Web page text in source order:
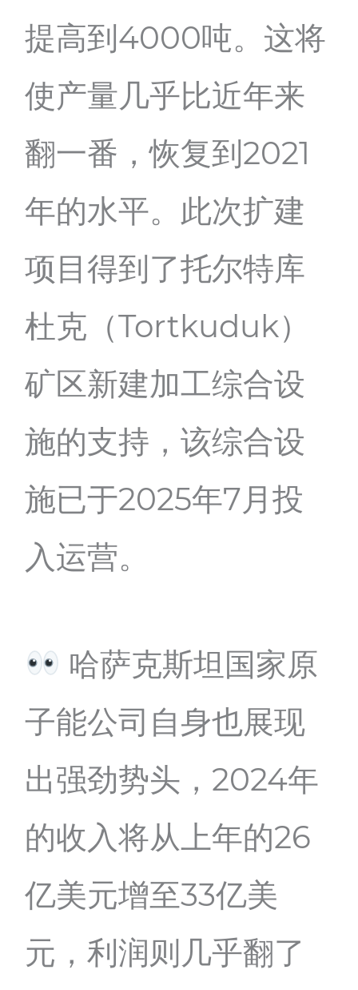
提高到4000吨。这将
使产量几乎比近年来
翻一番，恢复到2021
年的水平。此次扩建
项目得到了托尔特库
杜克（Tortkuduk）
矿区新建加工综合设
施的支持，该综合设
施已于2025年7月投
入运营。
哈萨克斯坦国家原
子能公司自身也展现
出强劲势头，2024年
的收入将从上年的26
亿美元增至33亿美
元，利润则几乎翻了